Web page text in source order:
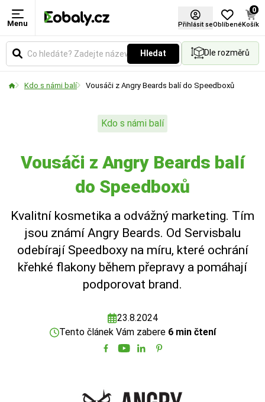
Menu Přihlásit seOblíbené
0
Košík
Hledat Dle rozměrů
Kdo s námi balí Vousáči z Angry Beards balí do Speedboxů
Kdo s námi balí
Vousáči z Angry Beards balí
do Speedboxů
Kvalitní kosmetika a odvážný marketing. Tím
jsou známí Angry Beards. Od Servisbalu
odebírají Speedboxy na míru, které ochrání
křehké flakony během přepravy a pomáhají
podporovat brand.
23.8.2024
Tento článek Vám zabere 6 min čtení